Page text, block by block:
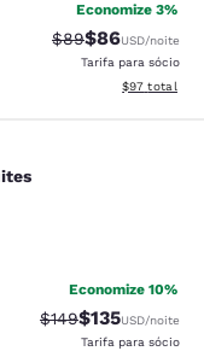
Economize 3%
Tarifa anterior
$89Tarifa com
$86USD/noite
Tarifa para sócio
Exibir
$97 total
Razoável. 18 avaliações
Economize 10%
Tarifa anterior
$149Tarifa com
$135USD/noite
Tarifa para sócio